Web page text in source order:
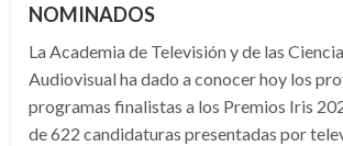
NOMINADOS
La Academia de Televisión y de las
Audiovisual ha dado a conocer hoy los
programas finalistas a los Premios Iris
de 622 candidaturas presentadas por